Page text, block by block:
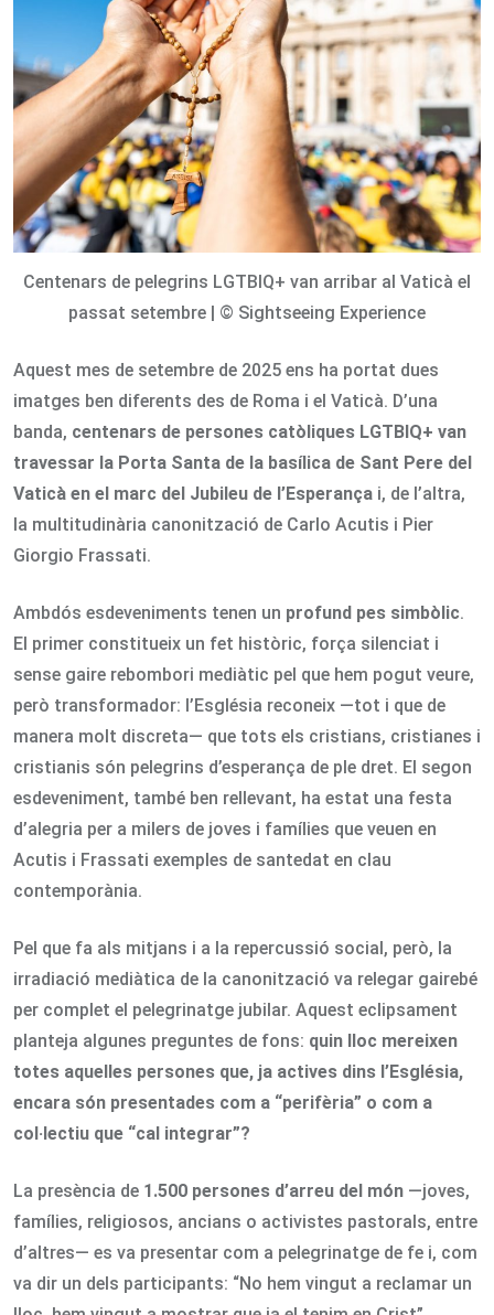
Centenars de pelegrins LGTBIQ+ van arribar al Vaticà el
passat setembre | © Sightseeing Experience
Aquest mes de setembre de 2025 ens ha portat dues
imatges ben diferents des de Roma i el Vaticà. D’una
banda, centenars de persones catòliques LGTBIQ+ van
travessar la Porta Santa de la basílica de Sant Pere del
Vaticà en el marc del Jubileu de l’Esperança i, de l’altra,
la multitudinària canonització de Carlo Acutis i Pier
Giorgio Frassati.
Ambdós esdeveniments tenen un profund pes simbòlic.
El primer constitueix un fet històric, força silenciat i
sense gaire rebombori mediàtic pel que hem pogut veure,
però transformador: l’Església reconeix —tot i que de
manera molt discreta— que tots els cristians, cristianes i
cristianis són pelegrins d’esperança de ple dret. El segon
esdeveniment, també ben rellevant, ha estat una festa
d’alegria per a milers de joves i famílies que veuen en
Acutis i Frassati exemples de santedat en clau
contemporània.
Pel que fa als mitjans i a la repercussió social, però, la
irradiació mediàtica de la canonització va relegar gairebé
per complet el pelegrinatge jubilar. Aquest eclipsament
planteja algunes preguntes de fons: quin lloc mereixen
totes aquelles persones que, ja actives dins l’Església,
encara són presentades com a “perifèria” o com a
col·lectiu que “cal integrar”?
La presència de 1.500 persones d’arreu del món —joves,
famílies, religiosos, ancians o activistes pastorals, entre
d’altres— es va presentar com a pelegrinatge de fe i, com
va dir un dels participants: “No hem vingut a reclamar un